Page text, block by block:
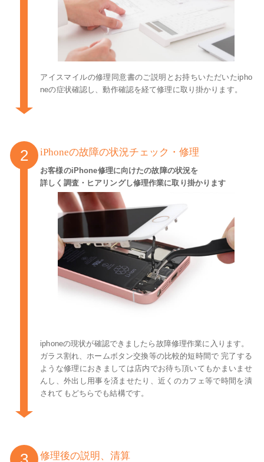
アイスマイルの修理同意書のご説明とお持ちいただいたipho
neの症状確認し、動作確認を経て修理に取り掛かります。
iPhoneの故障の状況チェック・修理
お客様のiPhone修理に向けたの故障の状況を
詳しく調査・ヒアリングし修理作業に取り掛かります
iphoneの現状が確認できましたら故障修理作業に入ります。
ガラス割れ、ホームボタン交換等の比較的短時間で 完了する
ような修理におきましては店内でお待ち頂いてもかまいませ
んし、外出し用事を済ませたり、近くのカフェ等で時間を潰
されてもどちらでも結構です。
修理後の説明、清算